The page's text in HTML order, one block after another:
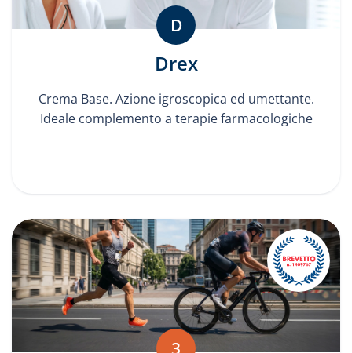
D
Drex
Crema Base. Azione igroscopica ed umettante.
Ideale complemento a terapie farmacologiche
3